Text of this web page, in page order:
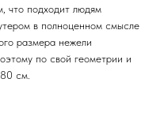
что подходит людям
в полноценном смысле
размера нежели
по свой геометрии и
см.